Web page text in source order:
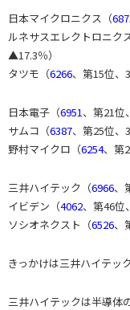
日本マイクロニクス（
ルネサスエレクトロニク
▲17.3％）
タツモ（6266、第15位、
日本電子（6951 、第21位
サムコ（6387、第25位、
野村マイクロ（6254、第
三井ハイテック（6966、
イビデン（4062、第46位
ソシオネクスト（6526、
きっかけは三井ハイテッ
三井ハイテックは半導体